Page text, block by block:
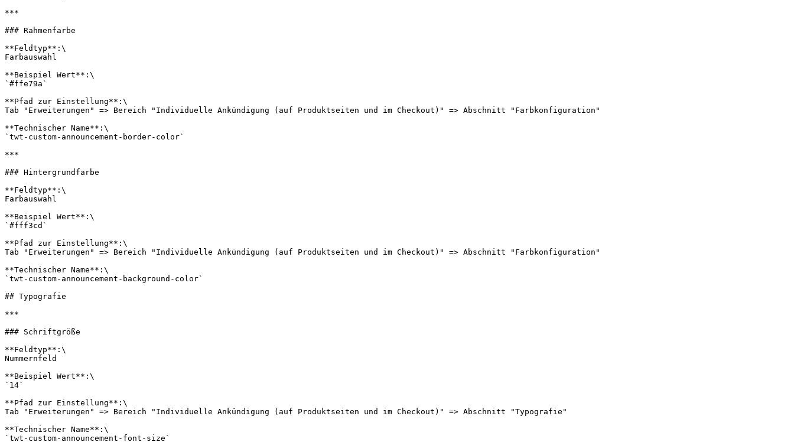
***
### Rahmenfarbe
**Feldtyp**:\
Farbauswahl
**Beispiel Wert**:\
`#ffe79a`
**Pfad zur Einstellung**:\
Tab "Erweiterungen" => Bereich "Individuelle Ankündigung (auf Produktseiten und im Checkout)" => Abschnitt "Farbkonfiguration"
**Technischer Name**:\
`twt-custom-announcement-border-color`
***
### Hintergrundfarbe
**Feldtyp**:\
Farbauswahl
**Beispiel Wert**:\
`#fff3cd`
**Pfad zur Einstellung**:\
Tab "Erweiterungen" => Bereich "Individuelle Ankündigung (auf Produktseiten und im Checkout)" => Abschnitt "Farbkonfiguration"
**Technischer Name**:\
`twt-custom-announcement-background-color`
## Typografie
***
### Schriftgröße
**Feldtyp**:\
Nummernfeld
**Beispiel Wert**:\
`14`
**Pfad zur Einstellung**:\
Tab "Erweiterungen" => Bereich "Individuelle Ankündigung (auf Produktseiten und im Checkout)" => Abschnitt "Typografie"
**Technischer Name**:\